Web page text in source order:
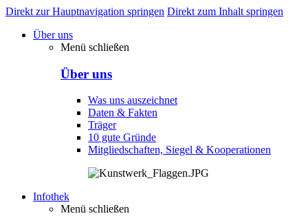
Direkt zur Hauptnavigation springen Direkt zum Inhalt springen
Über uns
Menü schließen
Über uns
Was uns auszeichnet
Daten & Fakten
Träger
10 gute Gründe
Mitgliedschaften, Siegel & Kooperationen
Infothek
Menü schließen